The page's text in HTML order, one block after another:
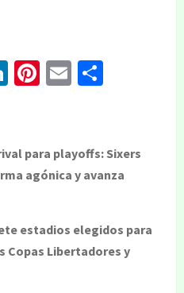
LinkedIn
Pinterest
Email
para playoffs: Sixers
agónica y avanza
estadios elegidos para
Copas Libertadores y